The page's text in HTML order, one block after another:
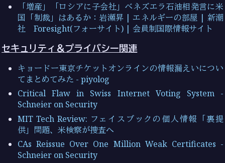
「増産」「ロシアに子会社」ベネズエラ石油相発言に米
国「制裁」はあるか：岩瀬昇 | エネルギーの部屋 | 新潮
社 Foresight(フォーサイト) | 会員制国際情報サイト
セキュリティ＆プライバシー関連
キョードー東京チケットオンラインの情報漏えいについ
てまとめてみた - piyolog
Critical Flaw in Swiss Internet Voting System -
Schneier on Security
MIT Tech Review: フェイスブックの個人情報「裏提
供」問題、米検察が捜査へ
CAs Reissue Over One Million Weak Certificates -
Schneier on Security